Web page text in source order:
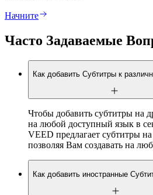
Начните
Часто Задаваемые
Как добавить Субтитры к
Чтобы добавить субтитры на
на любой доступный язык в
VEED предлагает субтитры
позволяя Вам создавать на
Как добавить иностранные